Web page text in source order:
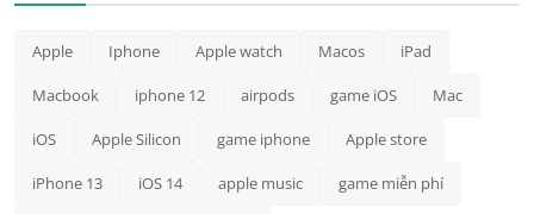
Apple Iphone Apple watch Macos iPad
Macbook iphone 12 airpods game iOS Mac
iOS Apple Silicon game iphone Apple store
iPhone 13 iOS 14 apple music game miễn phí